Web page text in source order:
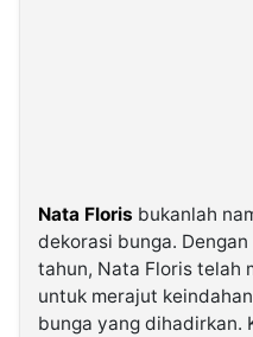
Nata Floris bukanlah
dekorasi bunga.
tahun, Nata Floris telah
untuk merajut
bunga yang dihadirkan.